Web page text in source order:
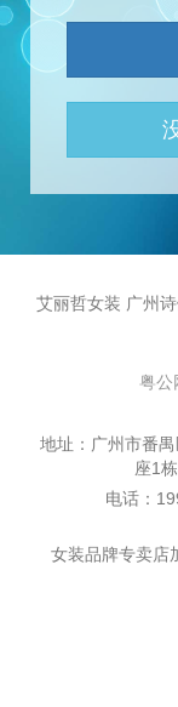
艾丽哲女装 广州
粤公
地址：广州市番
座1
电话：
女装品牌专卖店